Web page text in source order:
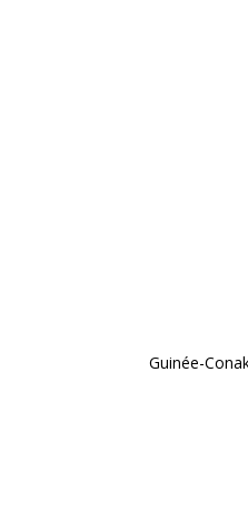
Guinée-